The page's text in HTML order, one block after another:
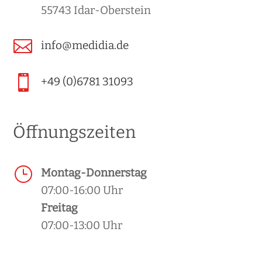
55743 Idar-Oberstein
 info@medidia.de
 +49 (0)6781 31093
Öffnungszeiten
}
Montag-Donnerstag
07:00-16:00 Uhr
Freitag
07:00-13:00 Uhr